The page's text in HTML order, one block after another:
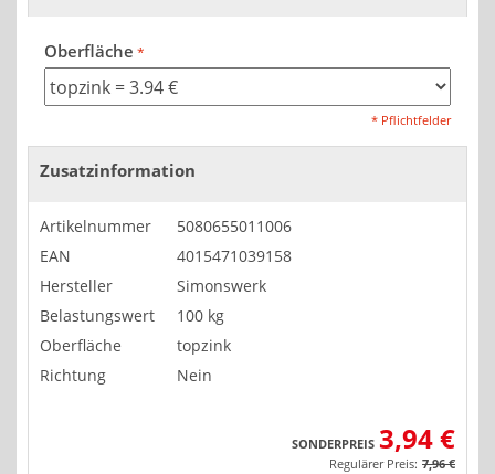
Oberfläche
* Pflichtfelder
Zusatzinformation
Artikelnummer
5080655011006
EAN
4015471039158
Hersteller
Simonswerk
Belastungswert
100 kg
Oberfläche
topzink
Richtung
Nein
SONDERPREIS 3,94 €
Regulärer Preis: 7,96 €